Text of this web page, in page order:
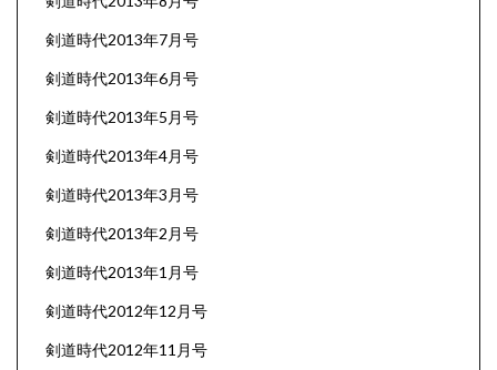
剣道時代2013年7月号
剣道時代2013年6月号
剣道時代2013年5月号
剣道時代2013年4月号
剣道時代2013年3月号
剣道時代2013年2月号
剣道時代2013年1月号
剣道時代2012年12月号
剣道時代2012年11月号